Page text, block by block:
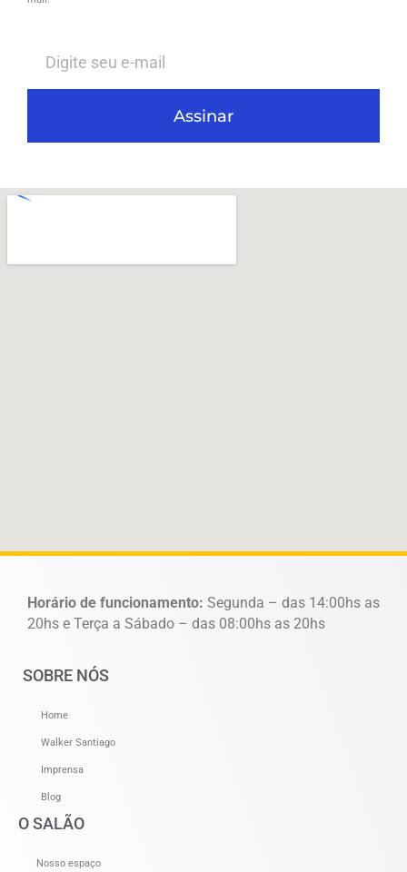
Assinar
Horário de funcionamento: Segunda – das 14:00hs as
20hs e Terça a Sábado – das 08:00hs as 20hs
SOBRE NÓS
Home
Walker Santiago
Imprensa
Blog
O SALÃO
Nosso espaço